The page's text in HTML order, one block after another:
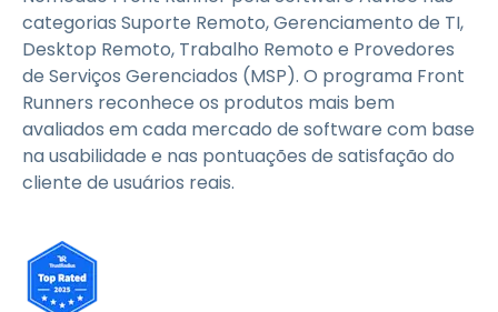
categorias Suporte Remoto, Gerenciamento de TI,
Desktop Remoto, Trabalho Remoto e Provedores
de Serviços Gerenciados (MSP). O programa Front
Runners reconhece os produtos mais bem
avaliados em cada mercado de software com base
na usabilidade e nas pontuações de satisfação do
cliente de usuários reais.